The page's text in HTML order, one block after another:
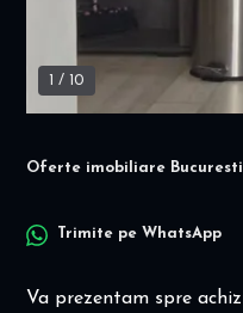
1 / 10
Oferte imobiliare Bucuresti
Trimite pe WhatsApp
Va prezentam spre